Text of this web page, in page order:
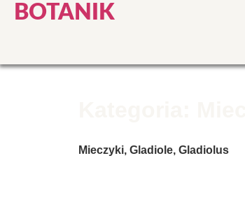
BOTANIK
Mieczyki, Gladiole, Gladiolus